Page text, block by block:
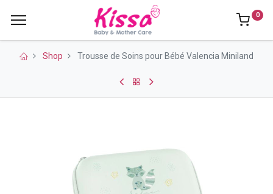
0
Shop Trousse de Soins pour Bébé Valencia Miniland